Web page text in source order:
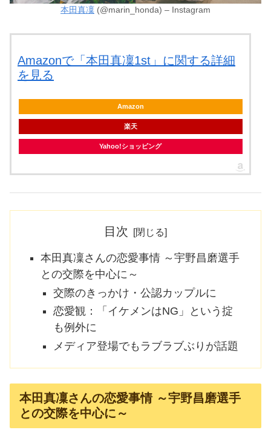
本田真凜 (@marin_honda) – Instagram
Amazonで「本田真凜1st」に関する詳細
を見る
Amazon
楽天
Yahoo!ショッピング
目次
本田真凜さんの恋愛事情 ～宇野昌磨選手
との交際を中心に～
交際のきっかけ・公認カップルに
恋愛観：「イケメンはNG」という掟
も例外に
メディア登場でもラブラブぶりが話題
本田真凜さんの恋愛事情 ～宇野昌磨選手
との交際を中心に～